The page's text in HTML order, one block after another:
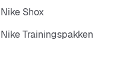
Nike Shox
Nike Trainingspakken